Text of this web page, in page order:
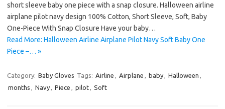
short sleeve baby one piece with a snap closure. Halloween airline
airplane pilot navy design 100% Cotton, Short Sleeve, Soft, Baby
One-Piece With Snap Closure Have your baby…
Read More: Halloween Airline Airplane Pilot Navy Soft Baby One
Piece –… »
Category: Baby Gloves Tags: Airline , Airplane , baby, Halloween ,
months , Navy, Piece , pilot, Soft